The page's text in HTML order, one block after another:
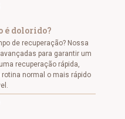
é dolorido?
de recuperação? Nossa
para garantir um
recuperação rápida,
normal o mais rápido